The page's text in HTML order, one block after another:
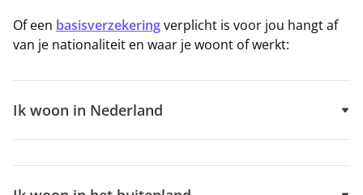
Of een basisverzekeringverplicht is voor jou hangt af
van je nationaliteit en waar je woont of werkt:
Ik woon in Nederland